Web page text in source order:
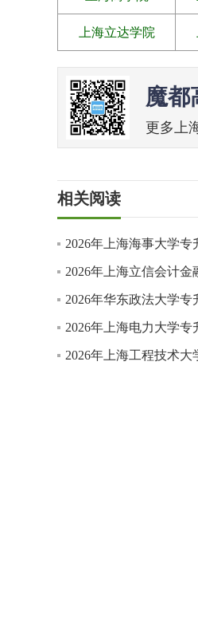
上海立达学院
魔都
更多上
相关阅读
2026年上海海事大学
2026年上海立信会计
2026年华东政法大学
2026年上海电力大学
2026年上海工程技术